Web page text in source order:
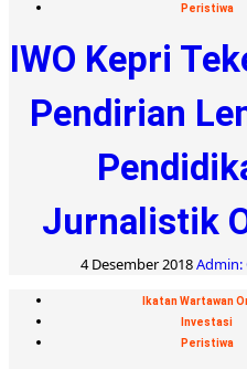
Peristiwa
IWO Kepri
Pendirian
Jurnalistik
4 Desember 2018Admin:
Ikatan Wartawan
Investasi
Peristiwa